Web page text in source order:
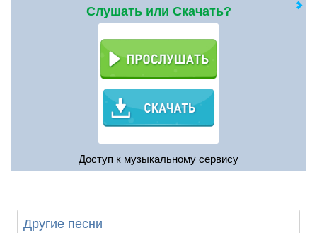
Слушать или Скачать?
Доступ к музыкальному сервису
Другие песни